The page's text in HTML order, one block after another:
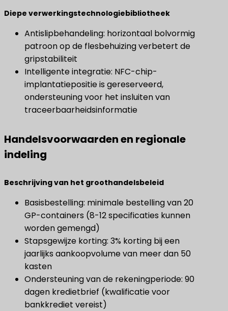
Diepe verwerkingstechnologiebibliotheek
Antislipbehandeling: horizontaal bolvormig
patroon op de flesbehuizing verbetert de
gripstabiliteit
Intelligente integratie: NFC-chip-
implantatiepositie is gereserveerd,
ondersteuning voor het insluiten van
traceerbaarheidsinformatie
Handelsvoorwaarden en regionale
indeling
Beschrijving van het groothandelsbeleid
Basisbestelling: minimale bestelling van 20
GP-containers (8-12 specificaties kunnen
worden gemengd)
Stapsgewijze korting: 3% korting bij een
jaarlijks aankoopvolume van meer dan 50
kasten
Ondersteuning van de rekeningperiode: 90
dagen kredietbrief (kwalificatie voor
bankkrediet vereist)